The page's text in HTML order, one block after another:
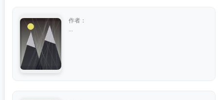
作者：